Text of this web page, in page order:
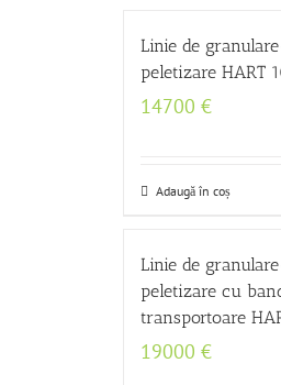
Linie de
peletizare HART
14700 €
Adaugă în coș
Linie de
peletizare cu
transportoare
19000 €